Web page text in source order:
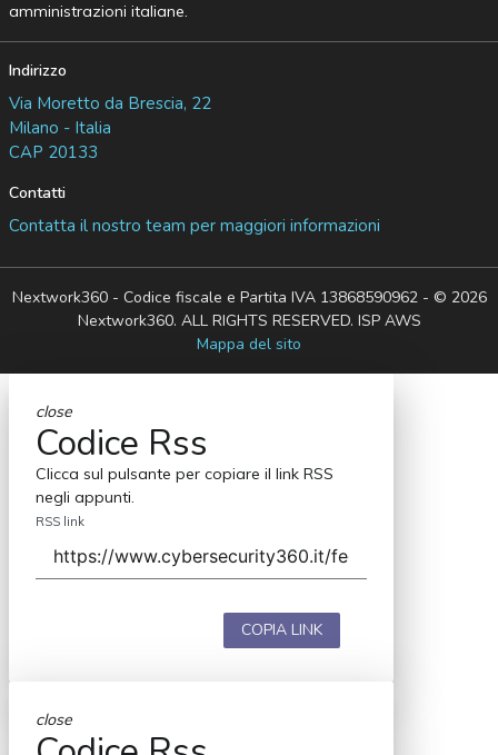
amministrazioni italiane.
Indirizzo
Via Moretto da Brescia, 22
Milano - Italia
CAP 20133
Contatti
Contatta il nostro team per maggiori informazioni
Nextwork360 - Codice fiscale e Partita IVA 13868590962 - © 2026
Nextwork360. ALL RIGHTS RESERVED. ISP AWS
Mappa del sito
close
Codice Rss
Clicca sul pulsante per copiare il link RSS
negli appunti.
RSS link
COPIA LINK
close